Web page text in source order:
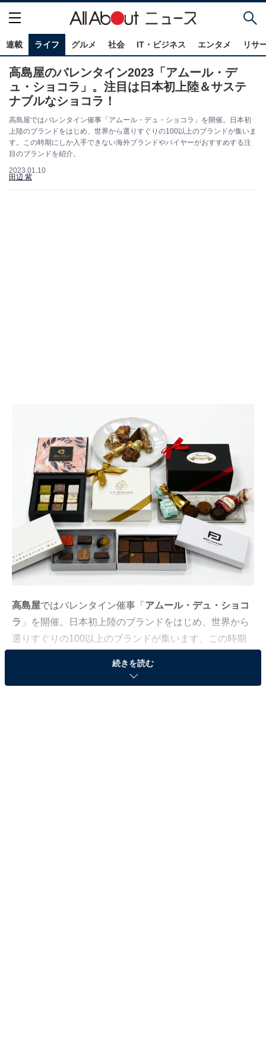
連載 ライフ グルメ 社会 IT・ビジネス エンタメ リサ
高島屋のバレンタイン2023「アムール・デ
ュ・ショコラ」。注目は日本初上陸＆サステ
ナブルなショコラ！
高島屋ではバレンタイン催事「アムール・デュ・ショコラ」を開催。日本初
上陸のブランドをはじめ、世界から選りすぐりの100以上のブランドが集いま
す。この時期にしか入手できない海外ブランドやバイヤーがおすすめする注
目のブランドを紹介。
2023.01.10
田辺 紫
高島屋ではバレンタイン催事「 アムール・デュ・ショコ
ラ 」を開催。日本初上陸のブランドをはじめ、世界から
選りすぐりの100以上のブランドが集います。この時期
する注目のブランドを紹介（画像はすべて発表会にて筆
者撮影）。
続きを読む